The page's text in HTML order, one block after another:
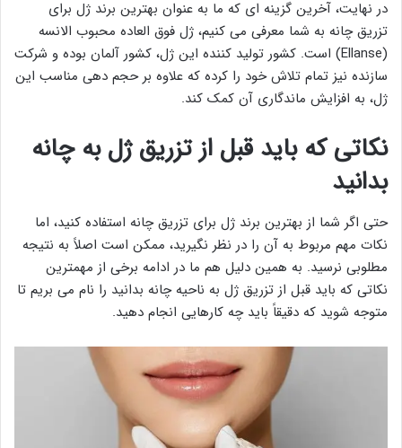
در نهایت، آخرین گزینه ای که ما به عنوان بهترین برند ژل برای
تزریق چانه به شما معرفی می کنیم، ژل فوق العاده محبوب الانسه
(Ellanse) است. کشور تولید کننده این ژل، کشور آلمان بوده و شرکت
سازنده نیز تمام تلاش خود را کرده که علاوه بر حجم دهی مناسب این
ژل، به افزایش ماندگاری آن کمک کند.
نکاتی که باید قبل از تزریق ژل به چانه
بدانید
حتی اگر شما از بهترین برند ژل برای تزریق چانه استفاده کنید، اما
نکات مهم مربوط به آن را در نظر نگیرید، ممکن است اصلاً به نتیجه
مطلوبی نرسید. به همین دلیل هم ما در ادامه برخی از مهمترین
نکاتی که باید قبل از تزریق ژل به ناحیه چانه بدانید را نام می بریم تا
متوجه شوید که دقیقاً باید چه کارهایی انجام دهید.